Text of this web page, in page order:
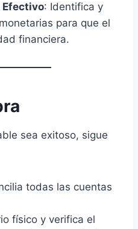
Efectivo: Identifica y
para que el
financiera.
sea exitoso, sigue
todas las cuentas
físico y verifica el